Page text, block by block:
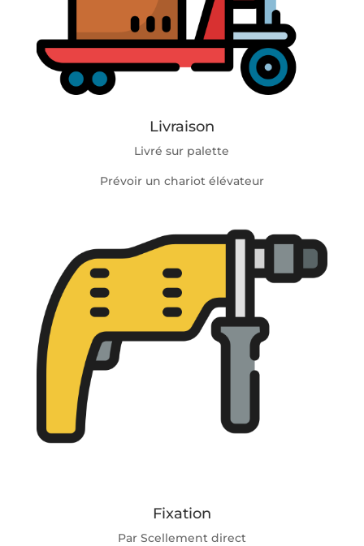
Livraison
Livré sur palette
Prévoir un chariot élévateur
Fixation
Par Scellement direct